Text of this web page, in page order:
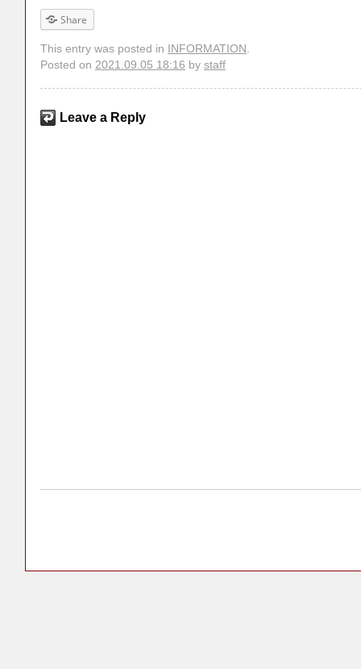
Share
This entry was posted in INFORMATION.
Posted on 2021.09.05 18:16 by staff
Leave a Reply